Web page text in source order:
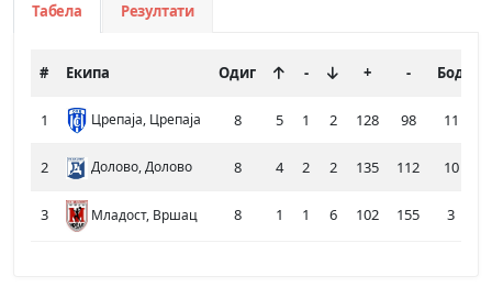
Табела Резултати
# Екипа Одиг - + - Бод
1 Црепаја, Црепаја 8 5 1 2 128 98 11
2 Долово, Долово 8 4 2 2 135 112 10
3 Младост, Вршац 8 1 1 6 102 155 3